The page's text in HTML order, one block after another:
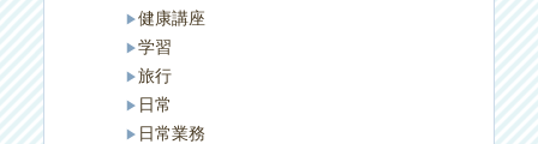
健康講座
学習
旅行
日常
日常業務